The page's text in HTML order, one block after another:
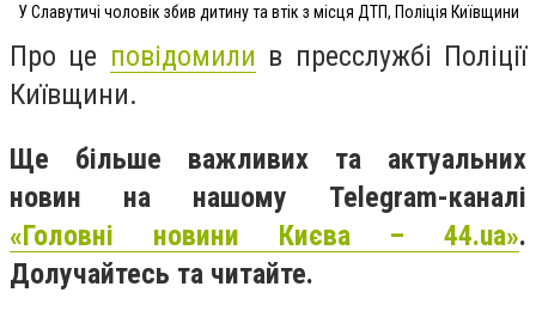
У Славутичі чоловік збив дитину та втік з місця ДТП, Поліція Київщини
Про це повідомили в пресслужбі Поліції
Київщини.
Ще більше важливих та актуальних
новин на нашому Telegram-каналі
«Головні новини Києва – 44.ua».
Долучайтесь та читайте.